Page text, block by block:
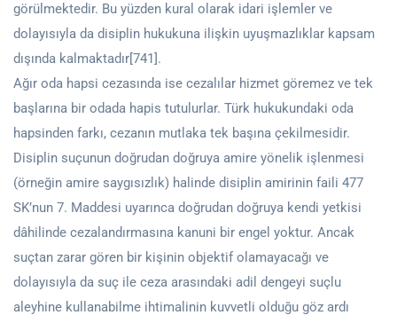
görülmektedir. Bu yüzden kural olarak idari işlemler ve
dolayısıyla da disiplin hukukuna ilişkin uyuşmazlıklar kapsam
dışında kalmaktadır[741].
Ağır oda hapsi cezasında ise cezalılar hizmet göremez ve tek
başlarına bir odada hapis tutulurlar. Türk hukukundaki oda
hapsinden farkı, cezanın mutlaka tek başına çekilmesidir.
Disiplin suçunun doğrudan doğruya amire yönelik işlenmesi
(örneğin amire saygısızlık) halinde disiplin amirinin faili 477
SK’nun 7. Maddesi uyarınca doğrudan doğruya kendi yetkisi
dâhilinde cezalandırmasına kanuni bir engel yoktur. Ancak
suçtan zarar gören bir kişinin objektif olamayacağı ve
dolayısıyla da suç ile ceza arasındaki adil dengeyi suçlu
aleyhine kullanabilme ihtimalinin kuvvetli olduğu göz ardı